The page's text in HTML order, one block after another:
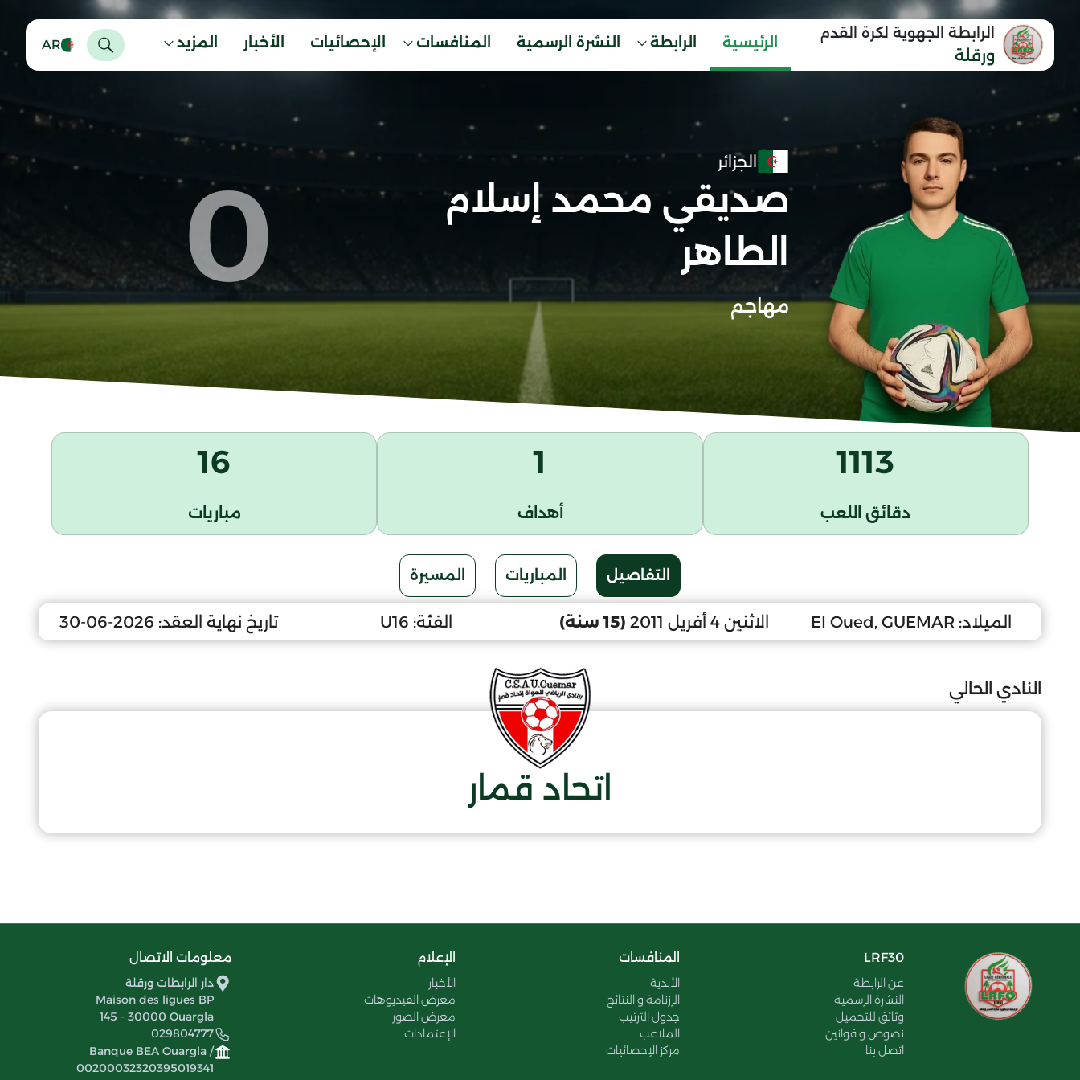
الرابطة الجهوية لكرة القدم
ورقلة
الرئيسية الرابطة النشرة الرسمية المنافسات الإحصائيات الأخبار المزيد AR
الجزائر
صديقي محمد إسلام
الطاهر
مهاجم 0
1113
دقائق اللعب
1
أهداف
16
مباريات
التفاصيل المباريات المسيرة
الميلاد: El Oued, GUEMAR الاثنين 4 أفريل 2011 (15 سنة) الفئة: U16 تاريخ نهاية العقد: 2026-06-30
النادي الحالي
اتحاد قمار
LRF30
عن الرابطة
النشرة الرسمية
وثائق للتحميل
نصوص و قوانين
اتصل بنا
المنافسات
الأندية
الرزنامة و النتائج
جدول الترتيب
الملاعب
مركز الإحصائيات
الإعلام
الأخبار
معرض الفيديوهات
معرض الصور
الإعتمادات
معلومات الاتصال
دار الرابطات ورقلة
Maison des ligues BP
145 - 30000 Ouargla
029804777
Banque BEA Ouargla /
00200032320395019341